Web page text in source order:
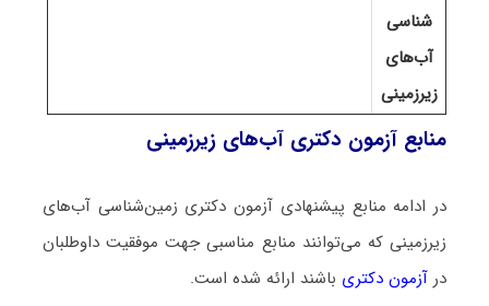
شناسی
آب‌های
زیرزمینی
منابع آزمون دکتری آب‌های زیرزمینی
در ادامه منابع پیشنهادی آزمون دکتری زمین‌شناسی آب‌های
زیرزمینی که می‌توانند منابع مناسبی جهت موفقیت داوطلبان
در آزمون دکتری باشند ارائه شده است.